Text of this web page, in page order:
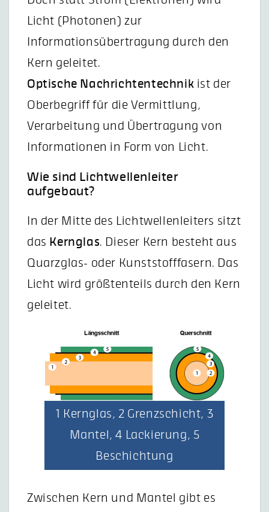
Licht (Photonen) zur
Informationsübertragung durch den
Kern geleitet.
Optische Nachrichtentechnik ist der
Oberbegriff für die Vermittlung,
Verarbeitung und Übertragung von
Informationen in Form von Licht.
Wie sind Lichtwellenleiter
aufgebaut?
In der Mitte des Lichtwellenleiters sitzt
das Kernglas. Dieser Kern besteht aus
Quarzglas- oder Kunststofffasern. Das
Licht wird größtenteils durch den Kern
geleitet.
1 Kernglas, 2 Grenzschicht, 3
Mantel, 4 Lackierung, 5
Beschichtung
Zwischen Kern und Mantel gibt es